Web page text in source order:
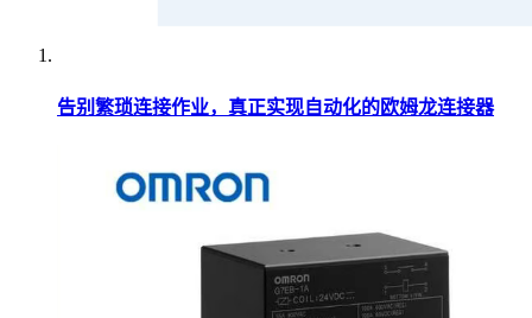
告别繁琐连接作业，真正实现自动化的欧姆龙连接器